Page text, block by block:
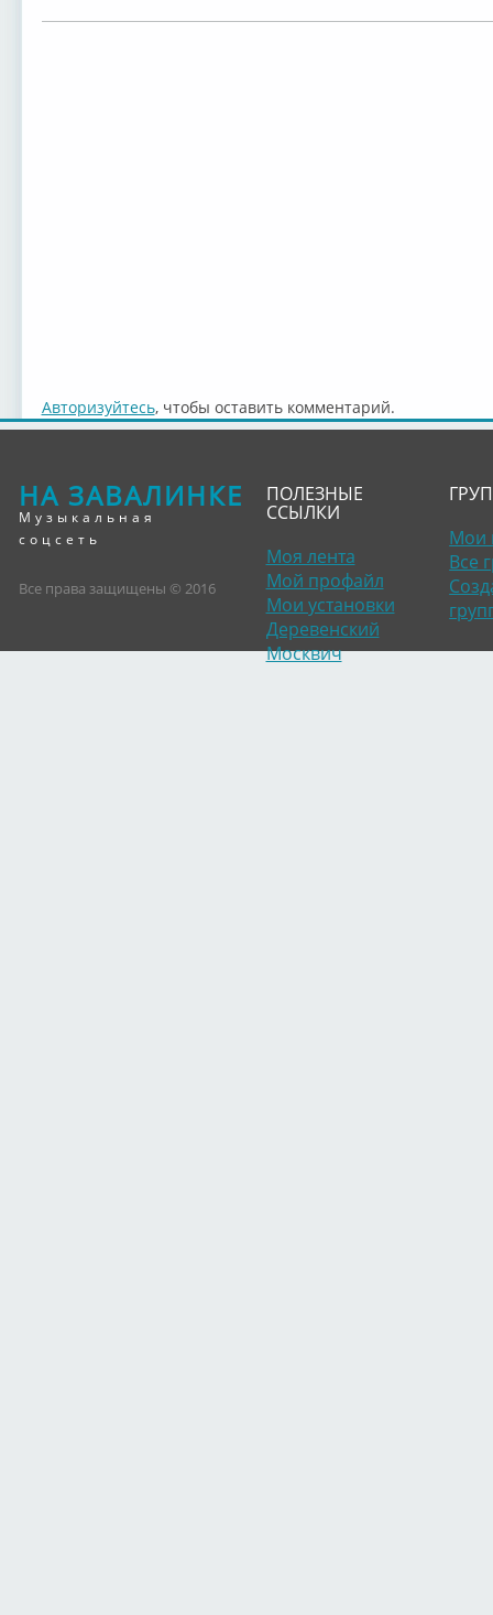
Авторизуйтесь, чтобы оставить комментарий.
НА ЗАВАЛИНКЕ
Музыкальная
соцсеть
Все права защищены © 2016
ПОЛЕЗНЫЕ
ССЫЛКИ
Моя лента
Мой профайл
Мои установки
Деревенский
Москвич
Мои
Все